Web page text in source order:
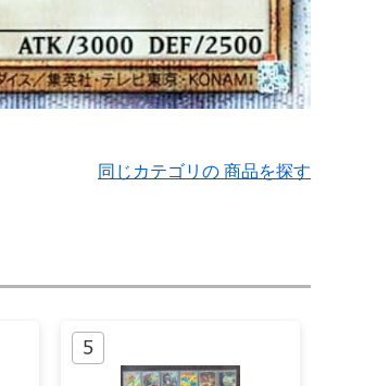
同じカテゴリの 商品を探す